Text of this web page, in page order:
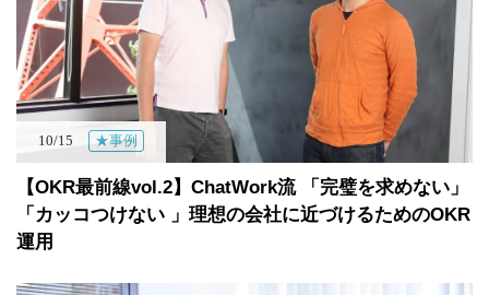
【OKR最前線vol.2】ChatWork流 「完璧を求めない」
「カッコつけない 」理想の会社に近づけるためのOKR
運用
10/15 ★事例